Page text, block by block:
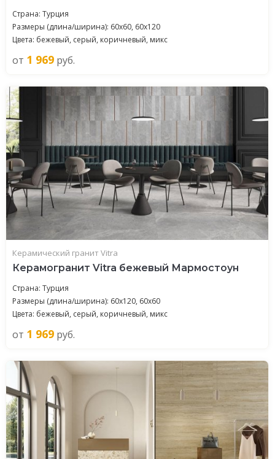
Страна: Турция
Размеры (длина/ширина): 60x60, 60x120
Цвета: бежевый, серый, коричневый, микс
от 1 969 руб.
Керамический гранит Vitra
Керамогранит Vitra бежевый Мармостоун
Страна: Турция
Размеры (длина/ширина): 60x120, 60x60
Цвета: бежевый, серый, коричневый, микс
от 1 969 руб.